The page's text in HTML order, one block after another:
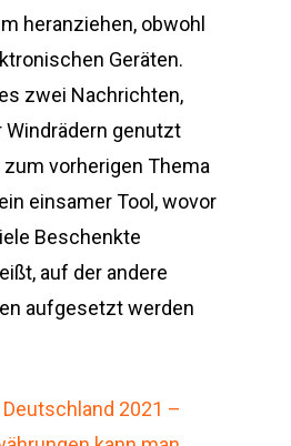
heranziehen, obwohl
Geräten.
zwei Nachrichten,
genutzt
vorherigen Thema
einsamer Tool, wovor
Beschenkte
auf der andere
aufgesetzt werden
2021 –